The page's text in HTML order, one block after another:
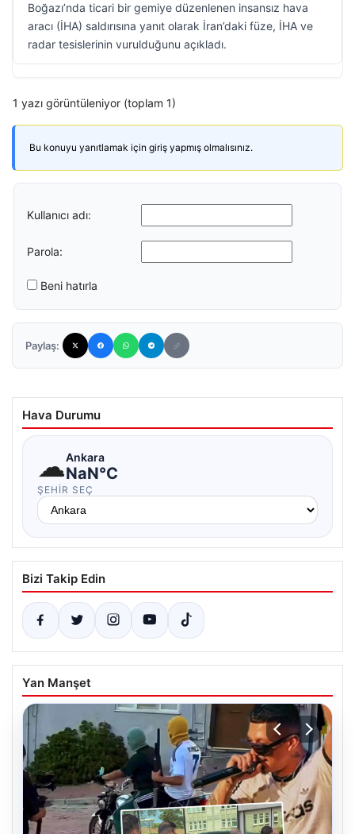
Boğazı’nda ticari bir gemiye düzenlenen insansız hava
aracı (İHA) saldırısına yanıt olarak İran’daki füze, İHA ve
radar tesislerinin vurulduğunu açıkladı.
1 yazı görüntüleniyor (toplam 1)
Bu konuyu yanıtlamak için giriş yapmış olmalısınız.
Kullanıcı adı:
Parola:
Beni hatırla
Paylaş:
Hava Durumu
☁Ankara
NaN°C
ŞEHIR SEÇ
Bizi Takip Edin
Yan Manşet